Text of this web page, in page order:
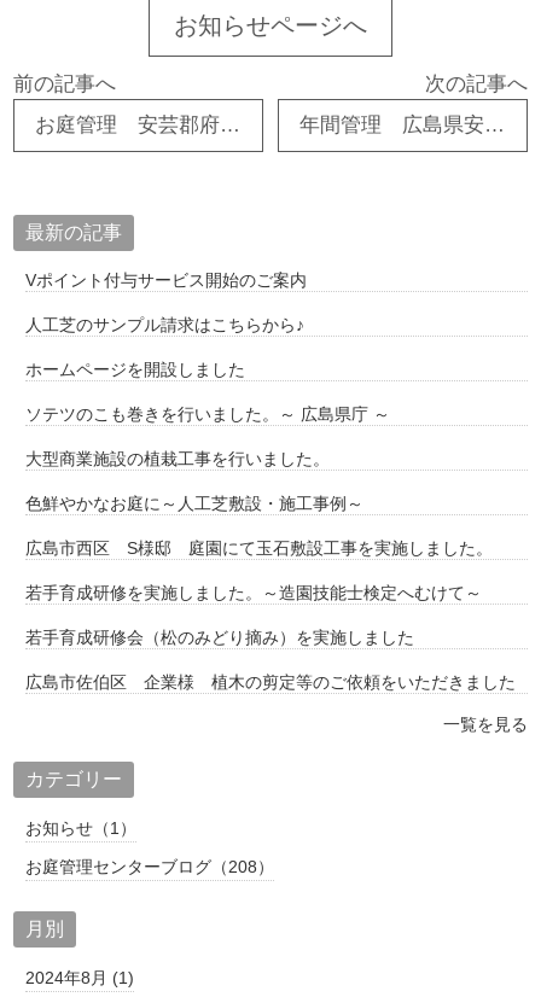
お知らせページへ
前の記事へ
お庭管理 安芸郡府中町Ｔ様邸
次の記事へ
年間管理 広島県安芸郡
最新の記事
Vポイント付与サービス開始のご案内
人工芝のサンプル請求はこちらから♪
ホームページを開設しました
ソテツのこも巻きを行いました。～ 広島県庁 ～
大型商業施設の植栽工事を行いました。
色鮮やかなお庭に～人工芝敷設・施工事例～
広島市西区 S様邸 庭園にて玉石敷設工事を実施しました。
若手育成研修を実施しました。～造園技能士検定へむけて～
若手育成研修会（松のみどり摘み）を実施しました
広島市佐伯区 企業様 植木の剪定等のご依頼をいただきました
一覧を見る
カテゴリー
お知らせ（1）
お庭管理センターブログ（208）
月別
2024年8月 (1)